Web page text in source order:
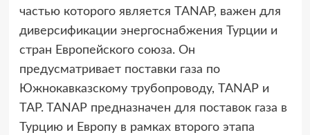
частью которого является TANAP, важен для
диверсификации энергоснабжения Турции и
стран Европейского союза. Он
предусматривает поставки газа по
Южнокавказскому трубопроводу, TANAP и
TAP. TANAP предназначен для поставок газа в
Турцию и Европу в рамках второго этапа